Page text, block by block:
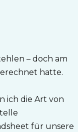
– doch am
hatte.
ich die Art von
für unsere